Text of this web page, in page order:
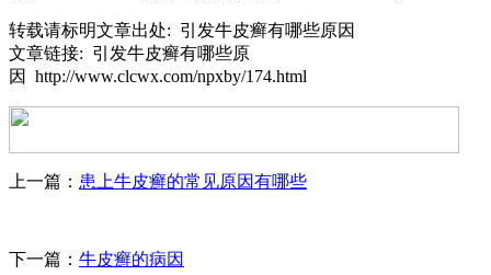
转载请标明文章出处: 引发牛皮癣有哪些原因
文章链接: 引发牛皮癣有哪些原
因 http://www.clcwx.com/npxby/174.html
上一篇： 患上牛皮癣的常见原因有哪些
下一篇： 牛皮癣的病因